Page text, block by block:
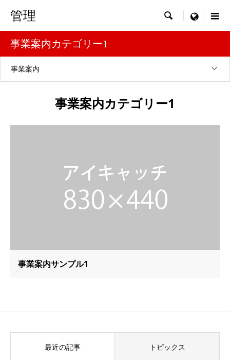
管理  menu
事業案内カテゴリー1
事業案内
事業案内カテゴリー1
事業案内サンプル1
最近の記事 トピックス